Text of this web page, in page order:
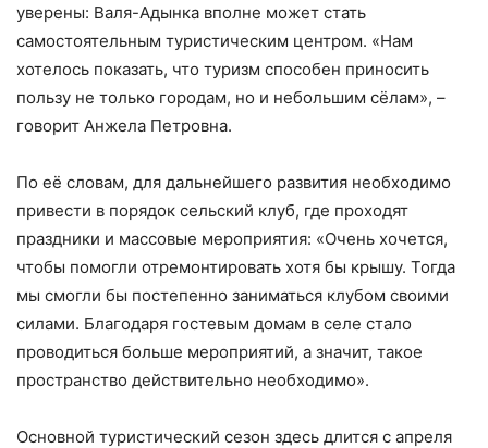
уверены: Валя-Адынка вполне может стать
самостоятельным туристическим центром. «Нам
хотелось показать, что туризм способен приносить
пользу не только городам, но и небольшим сёлам», –
говорит Анжела Петровна.
По её словам, для дальнейшего развития необходимо
привести в порядок сельский клуб, где проходят
праздники и массовые мероприятия: «Очень хочется,
чтобы помогли отремонтировать хотя бы крышу. Тогда
мы смогли бы постепенно заниматься клубом своими
силами. Благодаря гостевым домам в селе стало
проводиться больше мероприятий, а значит, такое
пространство действительно необходимо».
Основной туристический сезон здесь длится с апреля